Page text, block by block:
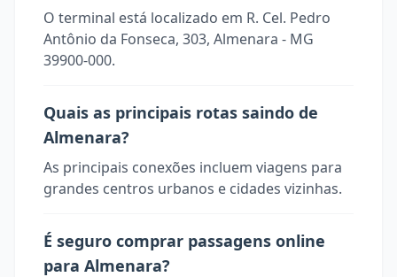
O terminal está localizado em R. Cel. Pedro
Antônio da Fonseca, 303, Almenara - MG
39900-000.
Quais as principais rotas saindo de
Almenara?
As principais conexões incluem viagens para
grandes centros urbanos e cidades vizinhas.
É seguro comprar passagens online
para Almenara?